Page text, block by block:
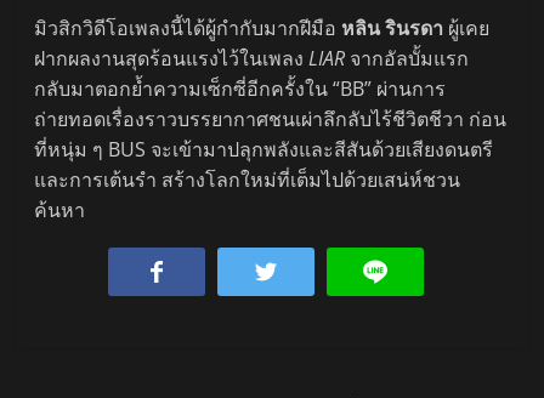
มิวสิกวิดีโอเพลงนี้ได้ผู้กำกับมากฝีมือ หลิน รินรดา ผู้เคย
ฝากผลงานสุดร้อนแรงไว้ในเพลงLIAR จากอัลบั้มแรก
กลับมาตอกย้ำความเซ็กซี่อีกครั้งใน “BB” ผ่านการ
ถ่ายทอดเรื่องราวบรรยากาศชนเผ่าลึกลับไร้ชีวิตชีวา ก่อน
ที่หนุ่ม ๆ BUS จะเข้ามาปลุกพลังและสีสันด้วยเสียงดนตรี
และการเต้นรำ สร้างโลกใหม่ที่เต็มไปด้วยเสน่ห์ชวน
ค้นหา